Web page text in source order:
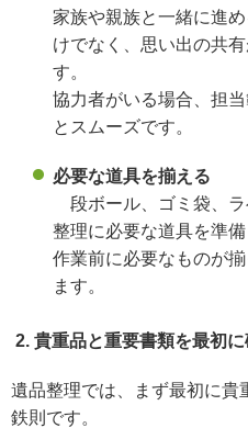
家族や親族と一緒に進
けでなく、思い出の共
す。
協力者がいる場合、担
とスムーズです。
必要な道具を揃える
段ボール、ゴミ袋、
整理に必要な道具を準備
作業前に必要なものが
ます。
2. 貴重品と重要書類を最初
遺品整理では、まず最初に貴
鉄則です。